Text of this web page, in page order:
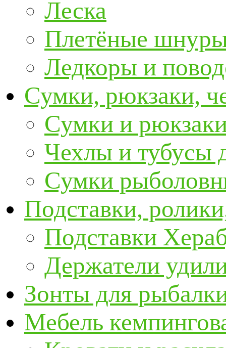
Леска
Плетёные
Ледкоры и
Сумки, рюкзаки,
Сумки и
Чехлы и тубусы
Сумки
Подставки,
Подставки
Держатели
Зонты для
Мебель